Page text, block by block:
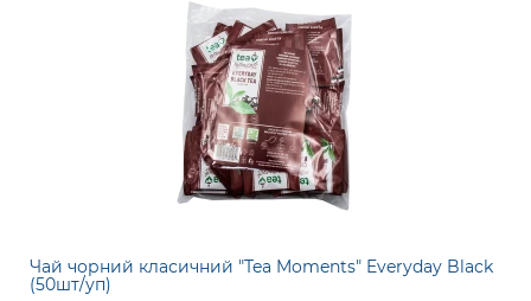
Чай чорний класичний "Tea Moments" Everyday Black
(50шт/уп)